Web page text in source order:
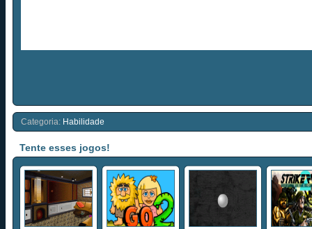
Categoria: Habilidade
Tente esses jogos!